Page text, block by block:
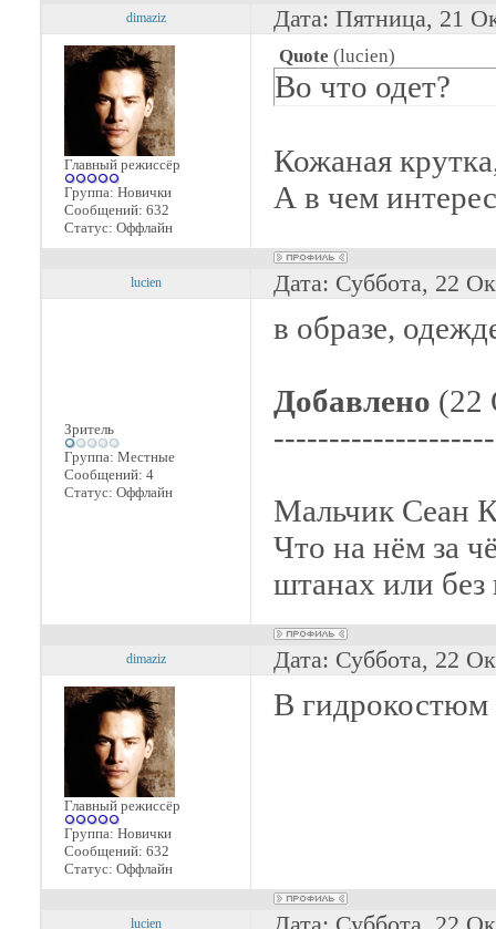
dimaziz Дата: Пятница, 21
Главный режиссёр
Группа: Новички
Сообщений: 632
Статус: Оффлайн
Quote (lucien)
Во что одет?
Кожаная
А в чем
lucien Дата: Суббота, 22
Зритель
Группа: Местные
Сообщений: 4
Статус: Оффлайн
в образе,
Добавлено (22
Мальчик Сеан
Что на нём за
штанах или без
dimaziz Дата: Суббота, 22
Главный режиссёр
Группа: Новички
Сообщений: 632
Статус: Оффлайн
В гидрокостюм
lucien